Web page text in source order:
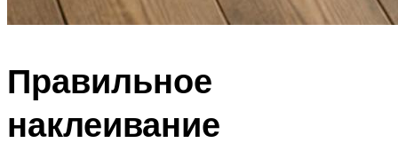
Правильное
наклеивание